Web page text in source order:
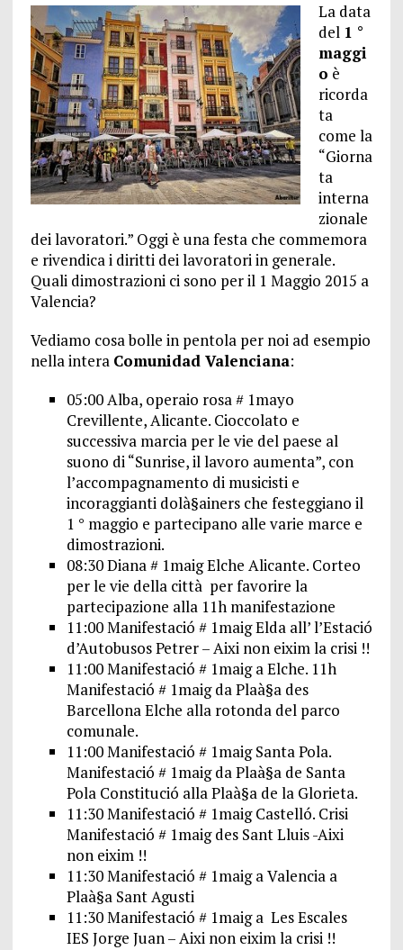
La data
del 1 °
maggi
o è
ricorda
ta
come la
“Giorna
ta
interna
zionale
dei lavoratori.” Oggi è una festa che commemora
e rivendica i diritti dei lavoratori in generale.
Quali dimostrazioni ci sono per il 1 Maggio 2015 a
Valencia?
Vediamo cosa bolle in pentola per noi ad esempio
nella intera Comunidad Valenciana:
05:00 Alba, operaio rosa # 1mayo
Crevillente, Alicante. Cioccolato e
successiva marcia per le vie del paese al
suono di “Sunrise, il lavoro aumenta”, con
l’accompagnamento di musicisti e
incoraggianti dolà§ainers che festeggiano il
1 ° maggio e partecipano alle varie marce e
dimostrazioni.
08:30 Diana # 1maig Elche Alicante. Corteo
per le vie della città per favorire la
partecipazione alla 11h manifestazione
11:00 Manifestació # 1maig Elda all’ l’Estació
d’Autobusos Petrer – Aixi non eixim la crisi !!
11:00 Manifestació # 1maig a Elche. 11h
Manifestació # 1maig da Plaà§a des
Barcellona Elche alla rotonda del parco
comunale.
11:00 Manifestació # 1maig Santa Pola.
Manifestació # 1maig da Plaà§a de Santa
Pola Constitució alla Plaà§a de la Glorieta.
11:30 Manifestació # 1maig Castelló. Crisi
Manifestació # 1maig des Sant Lluis -Aixi
non eixim !!
11:30 Manifestació # 1maig a Valencia a
Plaà§a Sant Agusti
11:30 Manifestació # 1maig a Les Escales
IES Jorge Juan – Aixi non eixim la crisi !!